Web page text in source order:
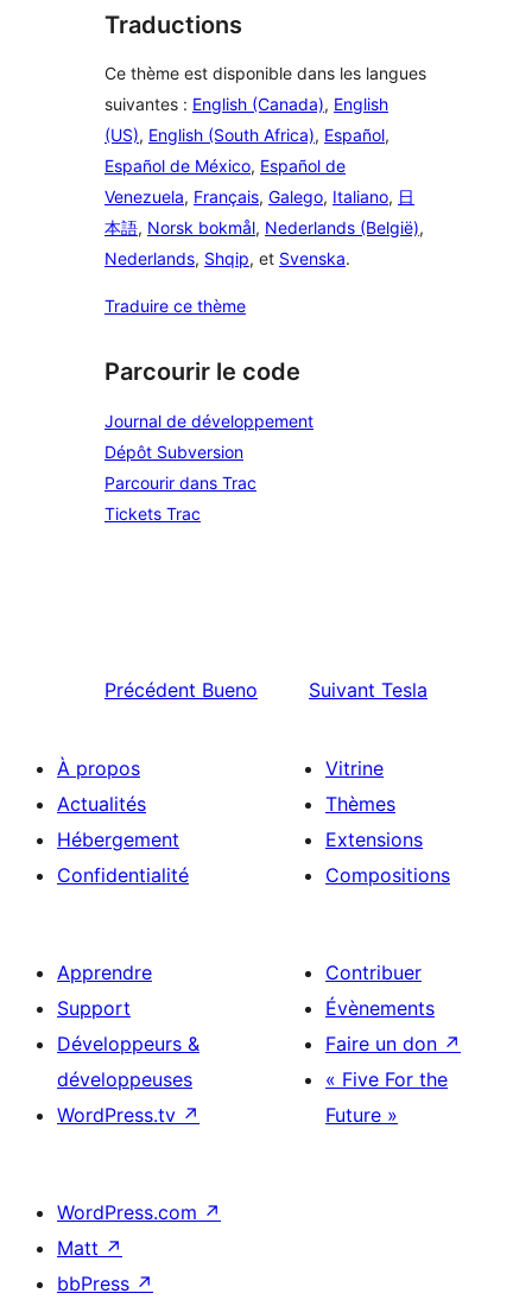
Traductions
Ce thème est disponible dans les langues
suivantes : English (Canada), English
(US), English (South Africa), Español,
Español de México, Español de
Venezuela, Français, Galego, Italiano, 日
本語, Norsk bokmål, Nederlands (België),
Nederlands, Shqip, et Svenska.
Traduire ce thème
Parcourir le code
Journal de développement
Dépôt Subversion
Parcourir dans Trac
Tickets Trac
Précédent Bueno Suivant Tesla
À propos
Actualités
Hébergement
Confidentialité
Vitrine
Thèmes
Extensions
Compositions
Apprendre
Support
Développeurs &
développeuses
WordPress.tv ↗
Contribuer
Évènements
Faire un don ↗
« Five For the
Future »
WordPress.com ↗
Matt ↗
bbPress ↗